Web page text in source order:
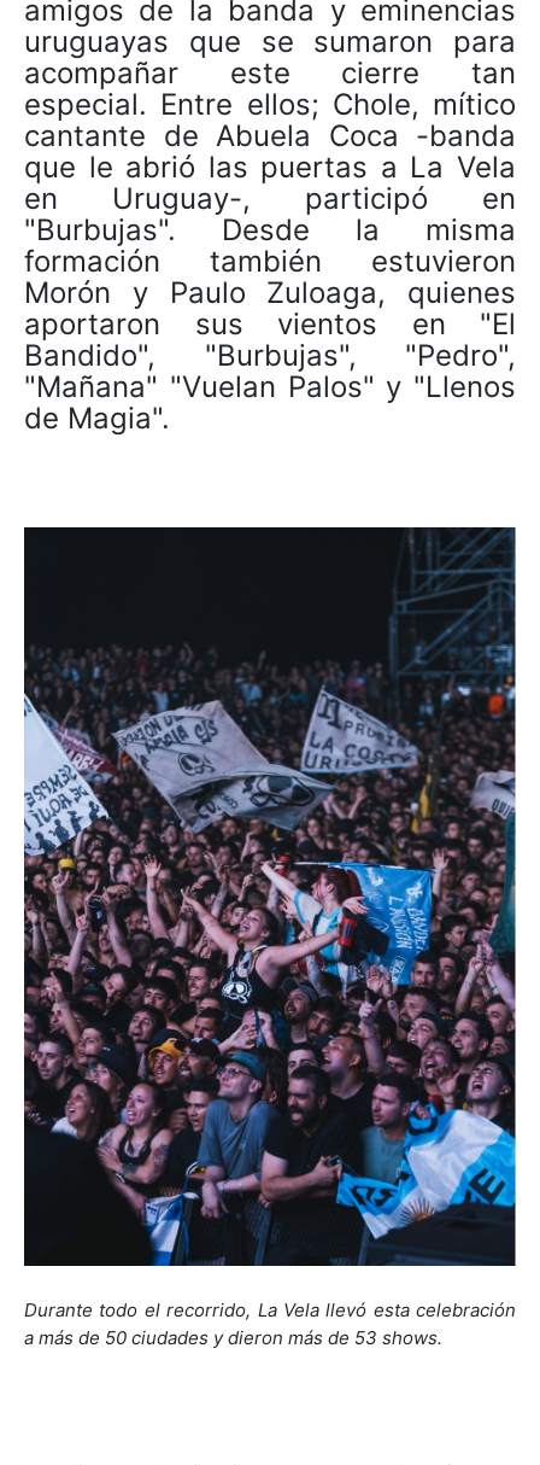
amigos de la banda y eminencias
uruguayas que se sumaron para
acompañar este cierre tan
especial. Entre ellos; Chole, mítico
cantante de Abuela Coca -banda
que le abrió las puertas a La Vela
en Uruguay-, participó en
"Burbujas". Desde la misma
formación también estuvieron
Morón y Paulo Zuloaga, quienes
aportaron sus vientos en "El
Bandido", "Burbujas", "Pedro",
"Mañana" "Vuelan Palos" y "Llenos
de Magia".
Durante todo el recorrido, La Vela llevó esta celebración
a más de 50 ciudades y dieron más de 53 shows.